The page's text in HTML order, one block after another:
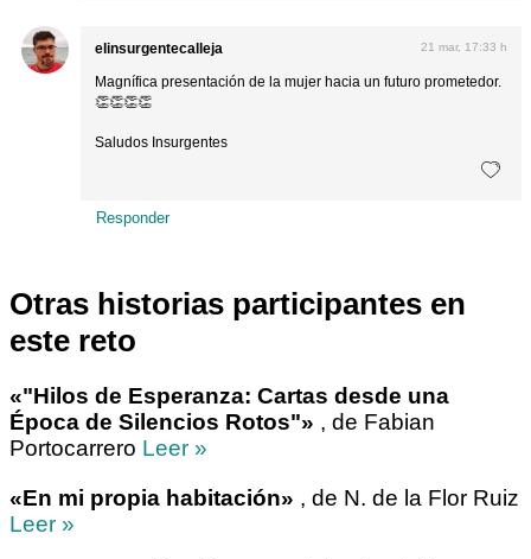
elinsurgentecalleja 21 mar, 17:33 h
Magnífica presentación de la mujer hacia un futuro prometedor.
👏👏👏👏
Saludos Insurgentes
Responder
Otras historias participantes en
este reto
«"Hilos de Esperanza: Cartas desde una
Época de Silencios Rotos"» , de Fabian
Portocarrero Leer »
«En mi propia habitación» , de N. de la Flor Ruiz
Leer »